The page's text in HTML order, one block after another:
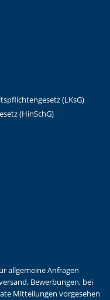
(LKsG)
(HinSchG)
allgemeine Anfragen
Bewerbungen, bei
Mitteilungen vorgesehen